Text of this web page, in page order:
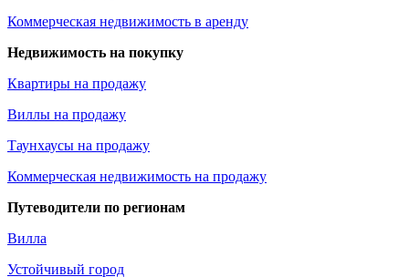
Коммерческая недвижимость в аренду
Недвижимость на покупку
Квартиры на продажу
Виллы на продажу
Таунхаусы на продажу
Коммерческая недвижимость на продажу
Путеводители по регионам
Вилла
Устойчивый город